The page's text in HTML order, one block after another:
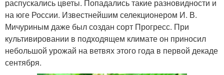
распускались цветы. Попадались такие разновидности и
на юге России. Известнейшим селекционером И. В.
Мичуриным даже был создан сорт Прогресс. При
культивировании в подходящем климате он приносил
небольшой урожай на ветвях этого года в первой декаде
сентября.